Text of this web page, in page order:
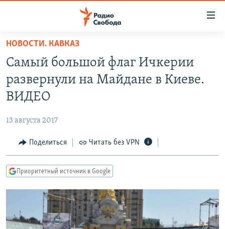
упрощенного
доступа
основному
Вернутся
Вернутся
ПРОГРАММЫ
АВТОРСКИЕ ПРОЕКТЫ
МНЕНИЯ
КУЛЬТУРА
КАВКАЗ.РЕАЛИИ
СЕВЕР.РЕАЛИИ
СИБИРЬ.РЕАЛИИ
НОВОСТИ. КАВКАЗ
Самый большой флаг Ичкерии
развернули на Майдане в Киеве.
ВИДЕО
13 августа 2017
Поделиться Читать без VPN
Приоритетный источник в Google